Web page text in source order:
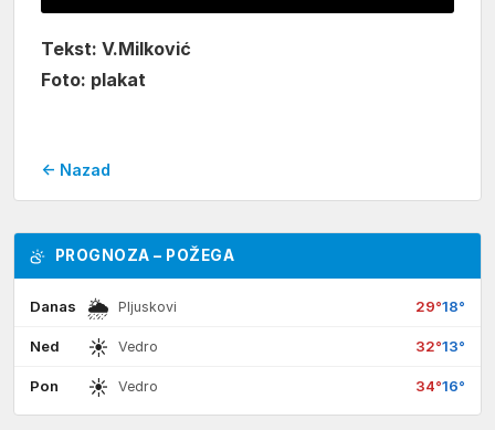
Tekst: V.Milković
Foto: plakat
← Nazad
PROGNOZA – POŽEGA
Danas 🌦 Pljuskovi 29°18°
Ned ☀ Vedro 32°13°
Pon ☀ Vedro 34°16°